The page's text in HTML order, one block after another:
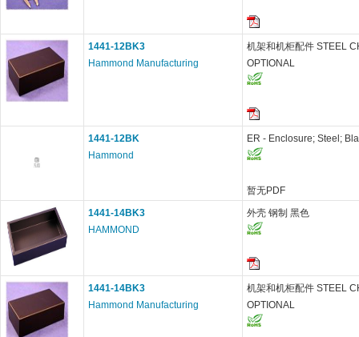
1441-12BK3
Hammond Manufacturing
机架和机柜配件 STEEL
OPTIONAL
1441-12BK
Hammond
ER - Enclosure; Steel;
暂无PDF
1441-14BK3
HAMMOND
外壳 钢制 黑色
1441-14BK3
Hammond Manufacturing
机架和机柜配件 STEEL
OPTIONAL